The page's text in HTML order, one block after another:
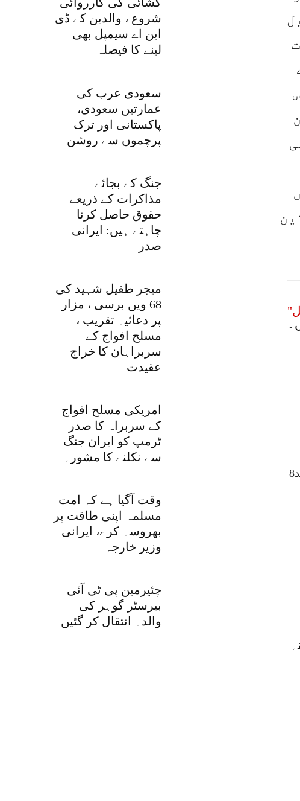
کشائی کی کارروائی
شروع ، والدین کے ڈی
این اے سیمپل بھی
لینے کا فیصلہ
سعودی عرب کی
عمارتیں سعودی،
پاکستانی اور ترک
پرچموں سے روشن
جنگ کے بجائے
مذاکرات کے ذریعے
حقوق حاصل کرنا
چاہتے ہیں: ایرانی
صدر
میجر طفیل شہید کی
68 ویں برسی ، مزار
پر دعائیہ تقریب ،
مسلح افواج کے
سربراہان کا خراج
عقیدت
امریکی مسلح افواج
کے سربراہ کا صدر
ٹرمپ کو ایران جنگ
سے نکلنے کا مشورہ
وقت آگیا ہے کہ امت
مسلمہ اپنی طاقت پر
بھروسہ کرے، ایرانی
وزیر خارجہ
چئیرمین پی ٹی آئی
بیرسٹر گوہر کی
والدہ انتقال کر گئیں
تحقیقات کا دائرہ کار وسیع ، ایف آئی اے نے مزید8